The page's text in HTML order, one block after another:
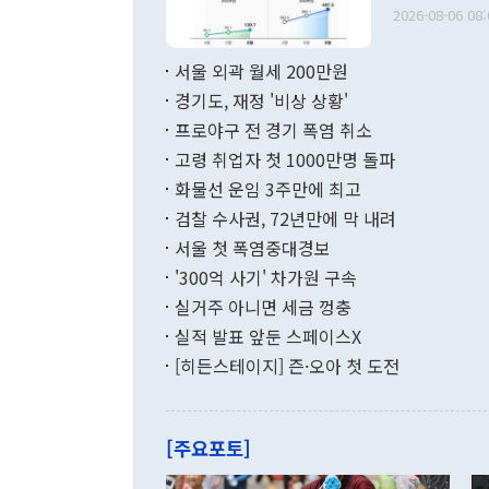
다. [정동영 통일부 장관이 지난달 23일 오후 서울 종로구 정부서울청사에
무너졌다고
함께 4자 대
"우리의 선
관은 업무
이 9월 러시
료=한국은행] 한국은행이 6일 발표한 '2026년 6월 국제수지(잠정)'
며 월간 기
196.9% 급
수출은
기록했지만
로 전환됐다.
는 배당수입
였던 올해 3
2026-08-06
서울 외곽 월세 200만원
경기도, 재정 '비상 상황'
프로야구 전 경기 폭염 취소
고령 취업자 첫 1000만명 돌파
화물선 운임 3주만에 최고
검찰 수사권, 72년만에 막 내려
서울 첫 폭염중대경보
'300억 사기' 차가원 구속
실거주 아니면 세금 껑충
실적 발표 앞둔 스페이스X
[히든스테이지] 즌·오아 첫 도전
[주요포토]